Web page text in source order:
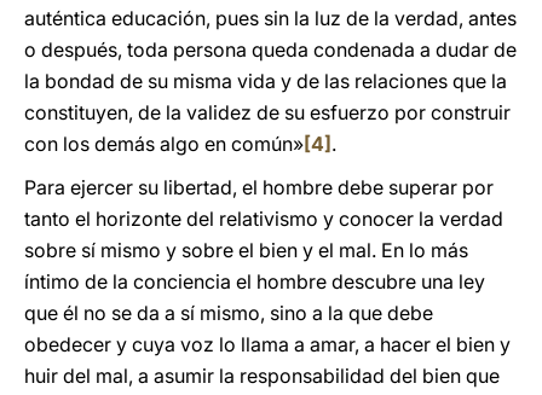
auténtica educación, pues sin la luz de la verdad, antes
o después, toda persona queda condenada a dudar de
la bondad de su misma vida y de las relaciones que la
constituyen, de la validez de su esfuerzo por construir
con los demás algo en común»[4] .
Para ejercer su libertad, el hombre debe superar por
tanto el horizonte del relativismo y conocer la verdad
sobre sí mismo y sobre el bien y el mal. En lo más
íntimo de la conciencia el hombre descubre una ley
que él no se da a sí mismo, sino a la que debe
obedecer y cuya voz lo llama a amar, a hacer el bien y
huir del mal, a asumir la responsabilidad del bien que